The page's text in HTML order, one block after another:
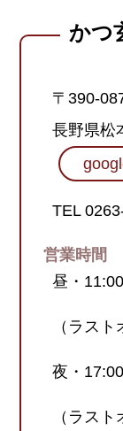
かつ
〒390-
長野県松
TEL
営業時間
昼・
（ラス
夜・
（ラス